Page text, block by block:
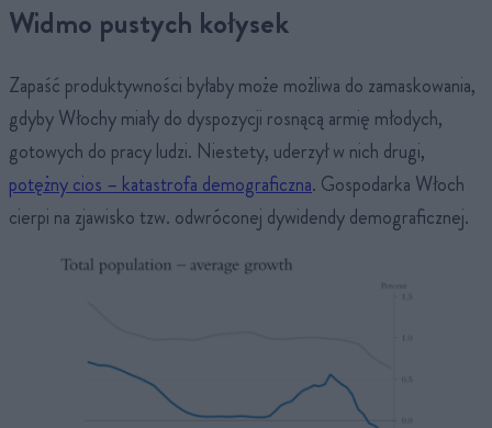
Widmo pustych kołysek
Zapaść produktywności byłaby może możliwa do zamaskowania,
gdyby Włochy miały do dyspozycji rosnącą armię młodych,
gotowych do pracy ludzi. Niestety, uderzył w nich drugi,
potężny cios – katastrofa demograficzna. Gospodarka Włoch
cierpi na zjawisko tzw. odwróconej dywidendy demograficznej.